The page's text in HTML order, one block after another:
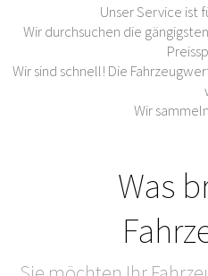
Unser Service ist
Wir durchsuchen die
Wir sind schnell! Die
Wir
Was